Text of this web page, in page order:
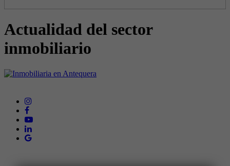
Actualidad del sector
inmobiliario